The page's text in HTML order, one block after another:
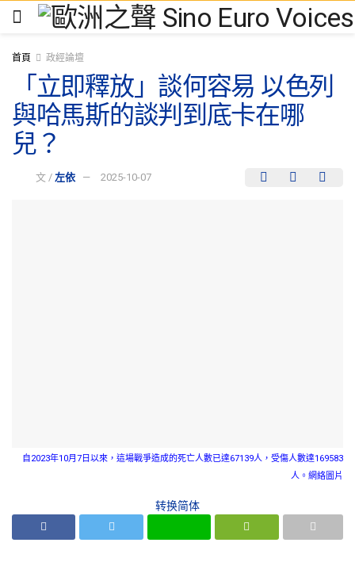
首頁 政經論壇
「立即釋放」談何容易 以色列
與哈馬斯的談判到底卡在哪
兒？
文 / 左依 2025-10-07
自2023年10月7日以來，這場戰爭造成的死亡人數已達67139人，受傷人數達169583
人。網絡圖片
转换简体